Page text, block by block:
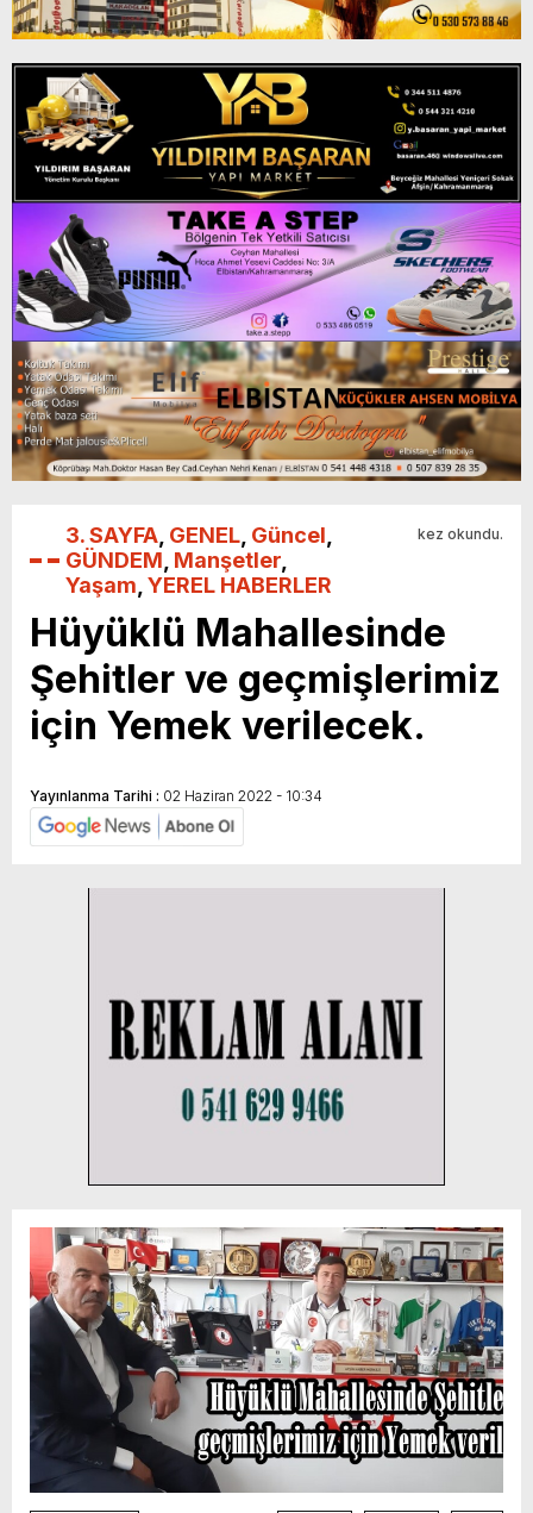
3. SAYFA GENEL Güncel
GÜNDEM Manşetler
Yaşam YEREL HABERLER
kez okundu.
Hüyüklü Mahallesinde
Şehitler ve geçmişlerimiz
için Yemek verilecek.
Yayınlanma Tarihi : 02 Haziran 2022 - 10:34